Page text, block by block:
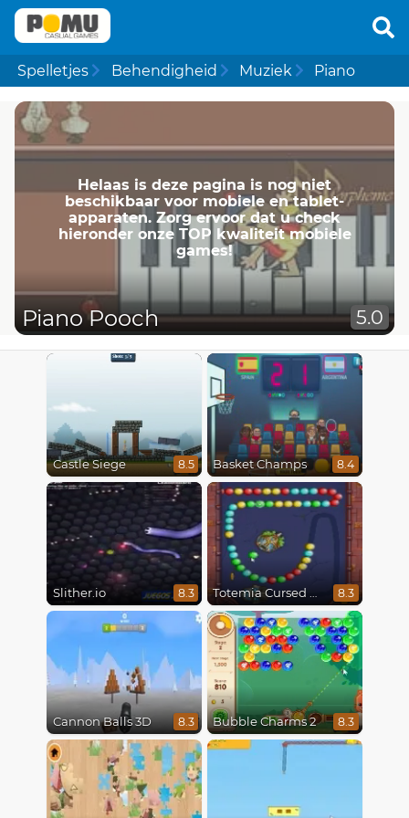
Spelletjes Behendigheid Muziek Piano
Helaas is deze pagina is nog niet
beschikbaar voor mobiele en tablet-
apparaten. Zorg ervoor dat u check
hieronder onze TOP kwaliteit mobiele
games!
Piano Pooch 5.0
Castle Siege 8.5 Basket Champs 8.4
Slither.io 8.3 Totemia Cursed Marbles 8.3
Cannon Balls 3D 8.3 Bubble Charms 2 8.3